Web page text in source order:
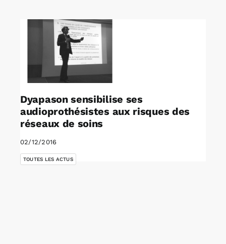
Rechercher:
Annonces emploi
Dyapason sensibilise ses
audioprothésistes aux risques des
réseaux de soins
02/12/2016
TOUTES LES ACTUS